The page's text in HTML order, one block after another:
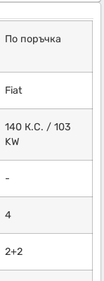
По поръчка
Fiat
140 К.С. / 103
KW
-
4
2+2